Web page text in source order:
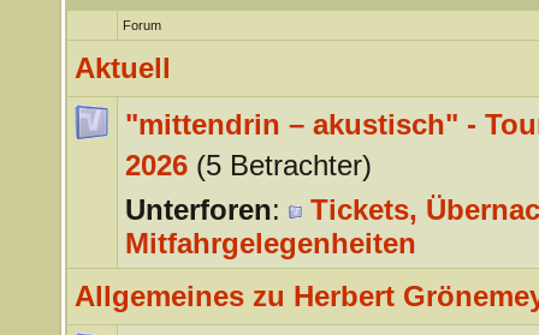
Forum
Aktuell
"mittendrin – akustisch" -
2026 (5 Betrachter)
Unterforen:
Tickets,
Mitfahrgelegenheiten
Allgemeines zu Herbert